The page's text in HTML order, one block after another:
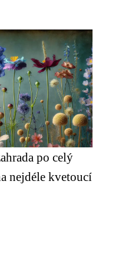
po celý
nejdéle kvetoucí